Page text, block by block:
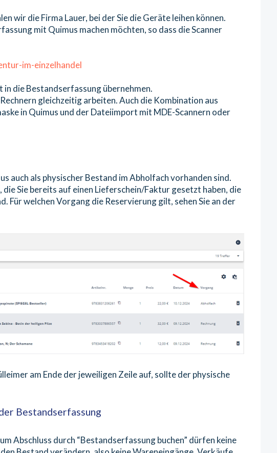
wir die Firma Lauer, bei der Sie die Geräte leihen können.
mit Quimus machen möchten, so dass die Scanner
im-einzelhandel
die Bestandserfassung übernehmen.
gleichzeitig arbeiten. Auch die Kombination aus
in Quimus und der Dateiimport mit MDE-Scannern oder
auch als physischer Bestand im Abholfach vorhanden sind.
Sie bereits auf einen Lieferschein/Faktur gesetzt haben, die
Für welchen Vorgang die Reservierung gilt, sehen Sie an der
am Ende der jeweiligen Zeile auf, sollte der physische
Bestandserfassung
Abschluss durch “Bestandserfassung buchen” dürfen keine